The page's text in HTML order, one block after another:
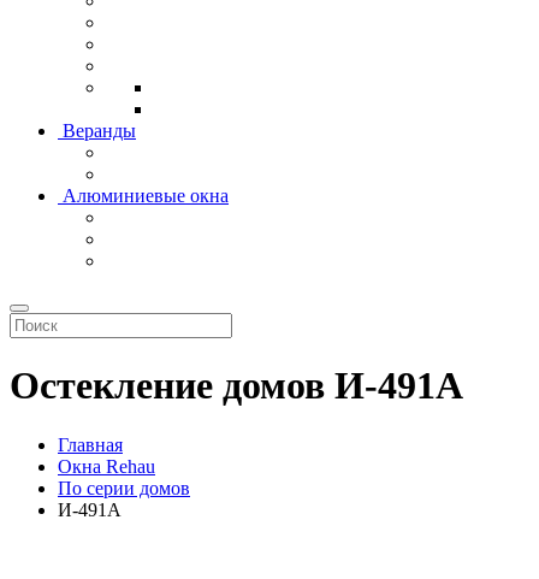
Веранды
Алюминиевые окна
Остекление домов И-491А
Главная
Окна Rehau
По серии домов
И-491А